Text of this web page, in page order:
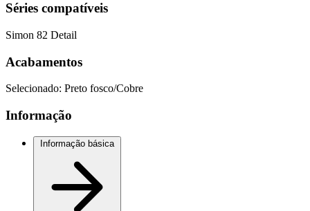
Séries compatíveis
Simon 82 Detail
Acabamentos
Selecionado: Preto fosco/Cobre
Informação